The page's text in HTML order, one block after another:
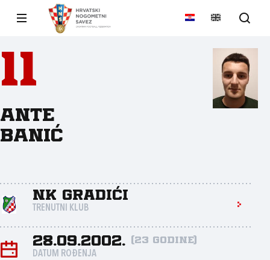
11
Ante
Banić
NK Gradići
TRENUTNI KLUB
28.09.2002. (23 godine)
DATUM ROĐENJA